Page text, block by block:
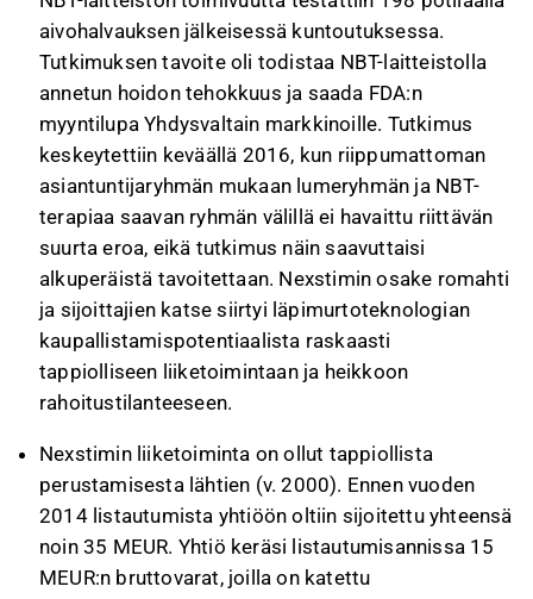
aivohalvauksen jälkeisessä kuntoutuksessa.
Tutkimuksen tavoite oli todistaa NBT-laitteistolla
annetun hoidon tehokkuus ja saada FDA:n
myyntilupa Yhdysvaltain markkinoille. Tutkimus
keskeytettiin keväällä 2016, kun riippumattoman
asiantuntijaryhmän mukaan lumeryhmän ja NBT-
terapiaa saavan ryhmän välillä ei havaittu riittävän
suurta eroa, eikä tutkimus näin saavuttaisi
alkuperäistä tavoitettaan. Nexstimin osake romahti
ja sijoittajien katse siirtyi läpimurtoteknologian
kaupallistamispotentiaalista raskaasti
tappiolliseen liiketoimintaan ja heikkoon
rahoitustilanteeseen.
Nexstimin liiketoiminta on ollut tappiollista
perustamisesta lähtien (v. 2000). Ennen vuoden
2014 listautumista yhtiöön oltiin sijoitettu yhteensä
noin 35 MEUR. Yhtiö keräsi listautumisannissa 15
MEUR:n bruttovarat, joilla on katettu